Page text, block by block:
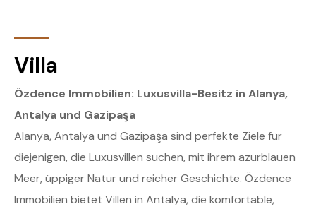
Villa
Özdence Immobilien: Luxusvilla-Besitz in Alanya,
Antalya und Gazipaşa
Alanya, Antalya und Gazipaşa sind perfekte Ziele für
diejenigen, die Luxusvillen suchen, mit ihrem azurblauen
Meer, üppiger Natur und reicher Geschichte. Özdence
Immobilien bietet Villen in Antalya, die komfortable,